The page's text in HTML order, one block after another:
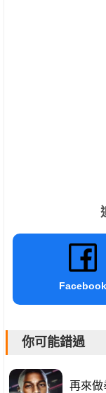
Facebook
你可能錯過
再來做